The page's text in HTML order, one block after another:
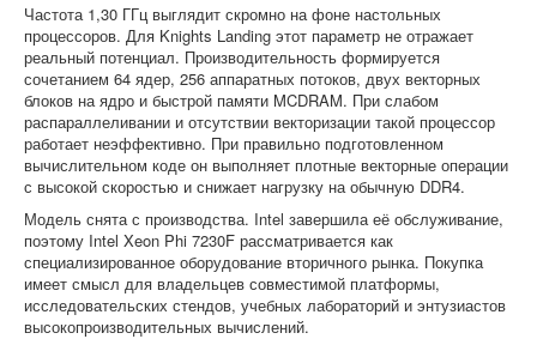
Частота 1,30 ГГц выглядит скромно на фоне настольных
процессоров. Для Knights Landing этот параметр не отражает
реальный потенциал. Производительность формируется
сочетанием 64 ядер, 256 аппаратных потоков, двух векторных
блоков на ядро и быстрой памяти MCDRAM. При слабом
распараллеливании и отсутствии векторизации такой процессор
работает неэффективно. При правильно подготовленном
вычислительном коде он выполняет плотные векторные операции
с высокой скоростью и снижает нагрузку на обычную DDR4.
Модель снята с производства. Intel завершила её обслуживание,
поэтому Intel Xeon Phi 7230F рассматривается как
специализированное оборудование вторичного рынка. Покупка
имеет смысл для владельцев совместимой платформы,
исследовательских стендов, учебных лабораторий и энтузиастов
высокопроизводительных вычислений.